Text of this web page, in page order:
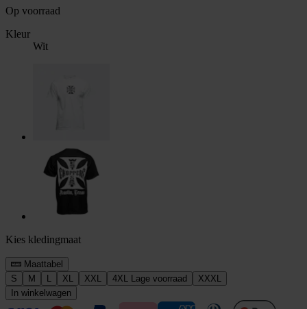
Op voorraad
Kleur
Wit
Kies kledingmaat
Maattabel
S
M L XL XXL 4XL Lage voorraad
XXXL
In winkelwagen